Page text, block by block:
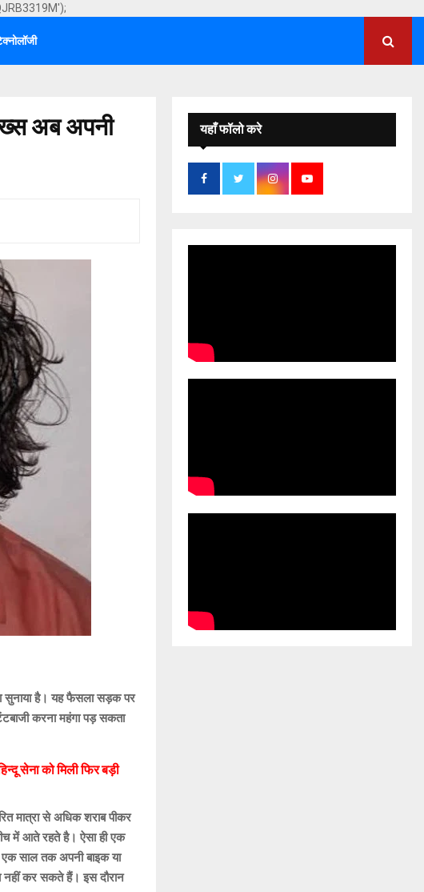
अब अपनी
सुनाया है। यह फैसला सड़क पर
करना महंगा पड़ सकता
सेना को मिली फिर बड़ी
मात्रा से अधिक शराब पीकर
में आते रहते है। ऐसा ही एक
एक साल तक अपनी बाइक या
नहीं कर सकते हैं। इस दौरान
यहाँ फॉलो करे